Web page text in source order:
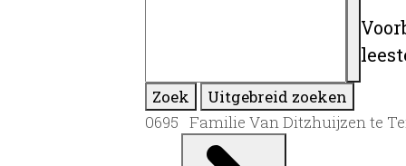
Zoek
Uitgebreid zoeken
0695 Familie Van Ditzhuijzen te